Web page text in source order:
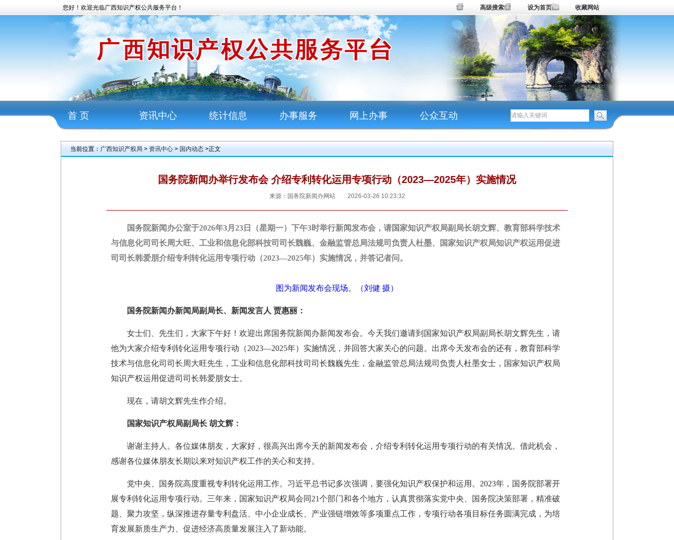
您好！欢迎光临广西知识产权公共服务平台！ 高级搜索 设为首页 收藏网站
首 页 资讯中心 统计信息 办事服务 网上办事 公众互动
当前位置： 广西知识产权局 > 资讯中心 > 国内动态 >正文
国务院新闻办举行发布会 介绍专利转化运用专项行动（2023—2025年）实施情况
来源：国务院新闻办网站 2026-03-26 10:23:32
国务院新闻办公室于2026年3月23日（星期一）下午3时举行新闻发布会，请国家知识产权局副局长胡文辉、教育部科学技术
与信息化司司长周大旺、工业和信息化部科技司司长魏巍、金融监管总局法规司负责人杜墨、国家知识产权局知识产权运用促进
司司长韩爱朋介绍专利转化运用专项行动（2023—2025年）实施情况，并答记者问。
图为新闻发布会现场。（刘健 摄）
国务院新闻办新闻局副局长、新闻发言人 贾惠丽：
女士们、先生们，大家下午好！欢迎出席国务院新闻办新闻发布会。今天我们邀请到国家知识产权局副局长胡文辉先生，请
他为大家介绍专利转化运用专项行动（2023—2025年）实施情况，并回答大家关心的问题。出席今天发布会的还有，教育部科学
技术与信息化司司长周大旺先生，工业和信息化部科技司司长魏巍先生，金融监管总局法规司负责人杜墨女士，国家知识产权局
知识产权运用促进司司长韩爱朋女士。
现在，请胡文辉先生作介绍。
国家知识产权局副局长 胡文辉：
谢谢主持人。各位媒体朋友，大家好，很高兴出席今天的新闻发布会，介绍专利转化运用专项行动的有关情况。借此机会，
感谢各位媒体朋友长期以来对知识产权工作的关心和支持。
党中央、国务院高度重视专利转化运用工作。习近平总书记多次强调，要强化知识产权保护和运用。2023年，国务院部署开
展专利转化运用专项行动。三年来，国家知识产权局会同21个部门和各个地方，认真贯彻落实党中央、国务院决策部署，精准破
题、聚力攻坚，纵深推进存量专利盘活、中小企业成长、产业强链增效等多项重点工作，专项行动各项目标任务圆满完成，为培
育发展新质生产力、促进经济高质量发展注入了新动能。